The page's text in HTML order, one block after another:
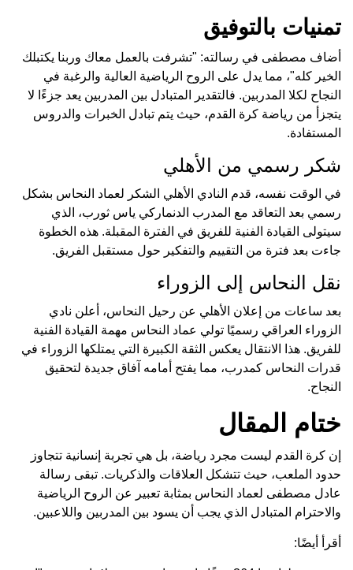
تمنيات بالتوفيق
أضاف مصطفى في رسالته: "تشرفت بالعمل معاك وربنا يكتبلك
الخير كله"، مما يدل على الروح الرياضية العالية والرغبة في
النجاح لكلا المدربين. فالتقدير المتبادل بين المدربين يعد جزءًا لا
يتجزأ من رياضة كرة القدم، حيث يتم تبادل الخبرات والدروس
المستفادة.
شكر رسمي من الأهلي
في الوقت نفسه، قدم النادي الأهلي الشكر لعماد النحاس بشكل
رسمي بعد التعاقد مع المدرب الدنماركي ياس ثورب، الذي
سيتولى القيادة الفنية للفريق في الفترة المقبلة. هذه الخطوة
جاءت بعد فترة من التقييم والتفكير حول مستقبل الفريق.
نقل النحاس إلى الزوراء
بعد ساعات من إعلان الأهلي عن رحيل النحاس، أعلن نادي
الزوراء العراقي رسميًا تولي عماد النحاس مهمة القيادة الفنية
للفريق. هذا الانتقال يعكس الثقة الكبيرة التي يمتلكها الزوراء في
قدرات النحاس كمدرب، مما يفتح أمامه آفاق جديدة لتحقيق
النجاح.
ختام المقال
إن كرة القدم ليست مجرد رياضة، بل هي تجربة إنسانية تتجاوز
حدود الملعب، حيث تتشكل العلاقات والذكريات. تبقى رسالة
عادل مصطفى لعماد النحاس بمثابة تعبير عن الروح الرياضية
والاحترام المتبادل الذي يجب أن يسود بين المدربين واللاعبين.
أقرأ أيضًا: